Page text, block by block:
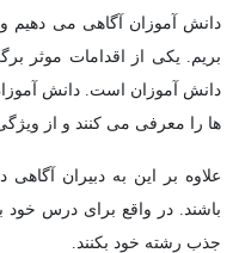
دانش آموزان آگاهی می دهیم و
بریم. یکی از اقدامات موثر
دانش آموزان است. دانش
ها را معرفی می کنند و از
علاوه بر این به دبیران
باشند. در واقع برای درس خود
جذب رشته خود بکنند.